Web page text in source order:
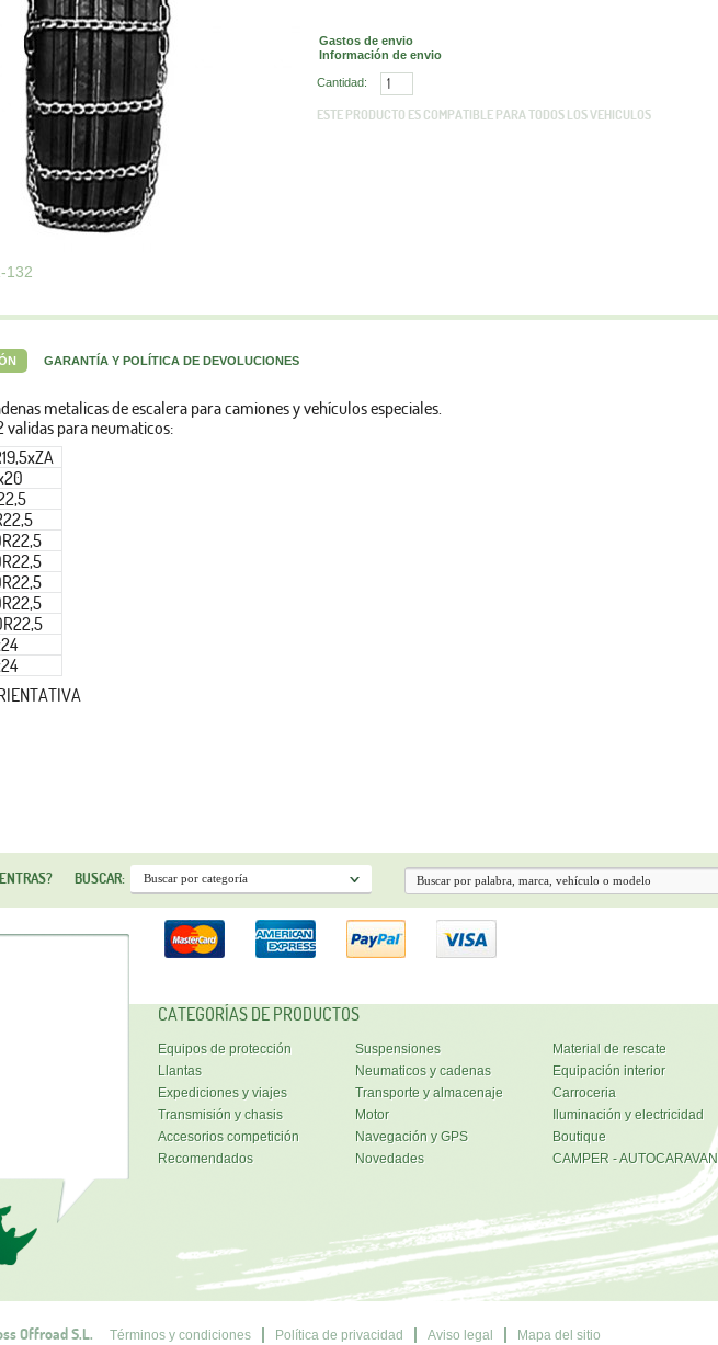
132
Gastos de envio
Información de envio
Cantidad:
ESTE PRODUCTO ES COMPATIBLE PARA TODOS LOS VEHICULOS
GARANTÍA Y POLÍTICA DE DEVOLUCIONES
metalicas de escalera para camiones y vehículos especiales.
validas para neumaticos:
BUSCAR:
CATEGORÍAS DE PRODUCTOS
Equipos de protección Suspensiones
Material de rescate
Llantas
Neumaticos y cadenas
Equipación interior
Expediciones y viajes
Transporte y almacenaje
Carroceria
Transmisión y chasis
Motor
Iluminación y electricidad
Accesorios competición
Navegación y GPS
Boutique
Recomendados
Novedades CAMPER -
Offroad S.L. Términos y condiciones Política de privacidad Aviso legal Mapa del sitio